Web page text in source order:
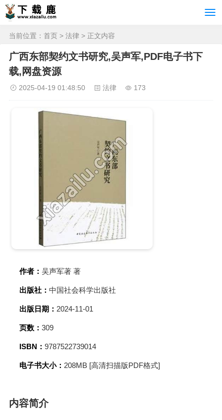
当前位置： 首页 > 法律 > 正文内容
广西东部契约文书研究,吴声军,PDF电子书下
载,网盘资源
2025-04-19 01:48:50 法律 173
作者： 吴声军著 著
出版社： 中国社会科学出版社
出版日期： 2024-11-01
页数： 309
ISBN： 9787522739014
电子书大小： 208MB [高清扫描版PDF格式]
内容简介